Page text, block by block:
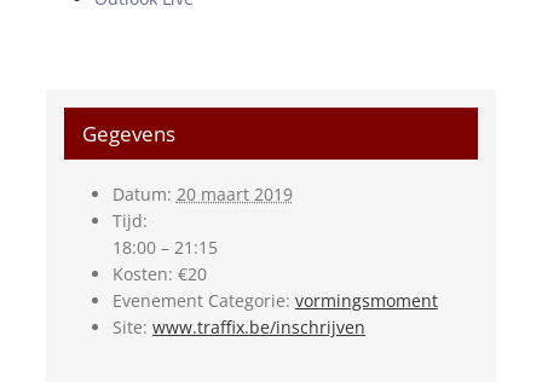
Gegevens
Datum: 20 maart 2019
Tijd:
18:00 – 21:15
Kosten: €20
Evenement Categorie: vormingsmoment
Site: www.traffix.be/inschrijven